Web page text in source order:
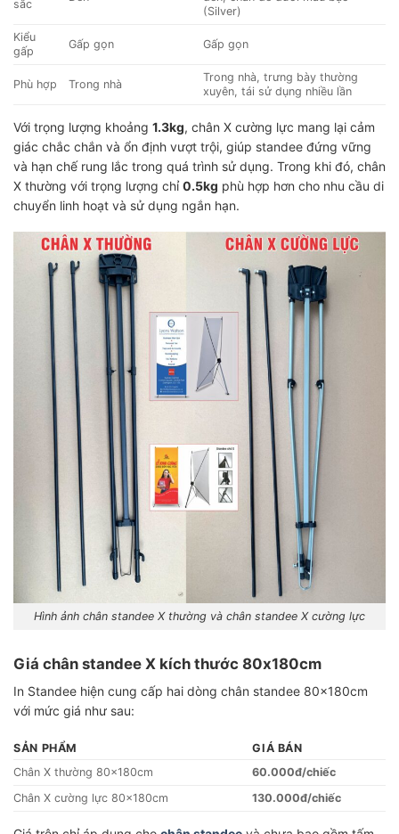
sắc
(Silver)
Kiểu
gấp
Gấp gọn Gấp gọn
Phù hợp Trong nhà
Trong nhà, trưng bày thường
xuyên, tái sử dụng nhiều lần
Với trọng lượng khoảng 1.3kg, chân X cường lực mang lại cảm
giác chắc chắn và ổn định vượt trội, giúp standee đứng vững
và hạn chế rung lắc trong quá trình sử dụng. Trong khi đó, chân
X thường với trọng lượng chỉ0.5kg phù hợp hơn cho nhu cầu di
chuyển linh hoạt và sử dụng ngắn hạn.
Hình ảnh chân standee X thường và chân standee X cường lực
Giá chân standee X kích thước 80x180cm
In Standee hiện cung cấp hai dòng chân standee 80x180cm
với mức giá như sau:
SẢN PHẨM
GIÁ BÁN
Chân X thường 80x180cm
60.000đ/chiếc
Chân X cường lực 80x180cm
130.000đ/chiếc